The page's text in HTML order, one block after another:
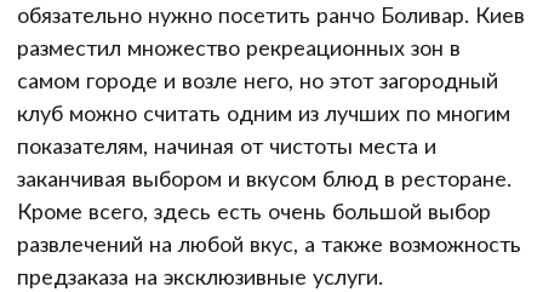
обязательно нужно посетить ранчо Боливар. Киев
разместил множество рекреационных зон в
самом городе и возле него, но этот загородный
клуб можно считать одним из лучших по многим
показателям, начиная от чистоты места и
заканчивая выбором и вкусом блюд в ресторане.
Кроме всего, здесь есть очень большой выбор
развлечений на любой вкус, а также возможность
предзаказа на эксклюзивные услуги.